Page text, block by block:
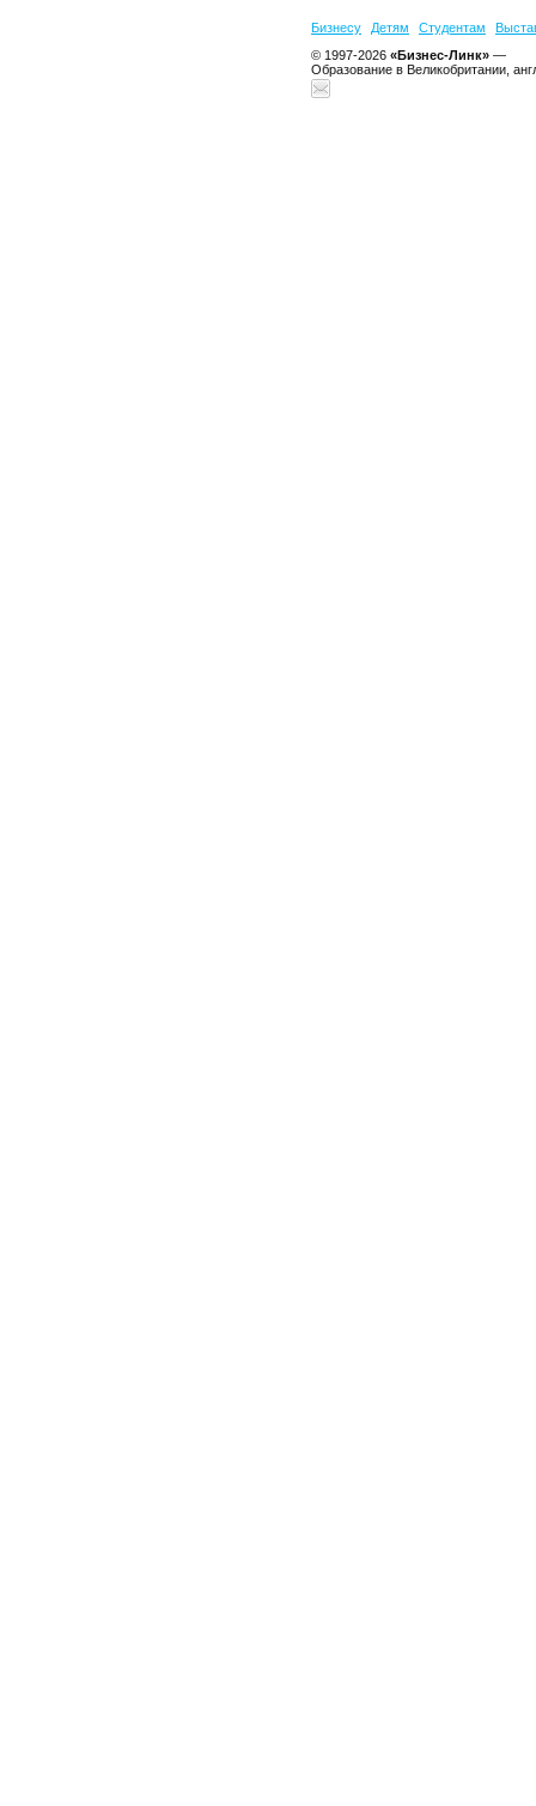
Бизнесу Детям Студентам
© 1997-2026 «Бизнес-Линк» —
Образование в Великобритании,